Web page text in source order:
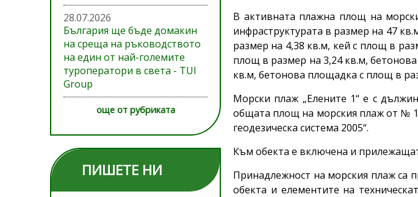
28.07.2026
България ще бъде домакин
на среща на ръководството
на един от най-големите
туроператори в света - TUI
Group
още от рубриката
ПИШЕТЕ НИ
В активната плажна площ на
инфраструктурата в размер на 47
размер на 4,38 кв.м, кей с площ в
площ в размер на 3,24 кв.м,
кв.м, бетонова площадка с площ в
Морски плаж „Елените 1“ е с
общата площ на морския плаж от №
геодезическа система 2005“.
Към обекта е включена и
Принадлежност на морския плаж са
обекта и елементите на